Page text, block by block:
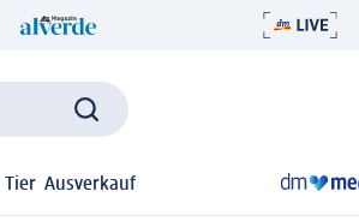
Tier Ausverkauf